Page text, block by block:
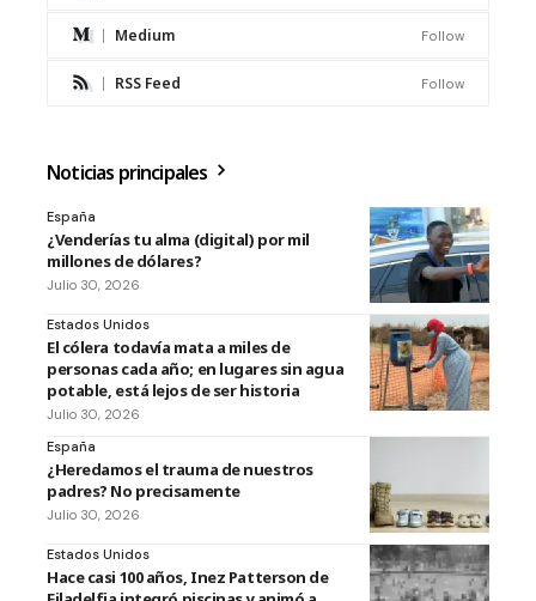
Medium Follow
RSS Feed Follow
Noticias principales
España
¿Venderías tu alma (digital) por mil
millones de dólares?
Julio 30, 2026
Estados Unidos
El cólera todavía mata a miles de
personas cada año; en lugares sin agua
potable, está lejos de ser historia
Julio 30, 2026
España
¿Heredamos el trauma de nuestros
padres? No precisamente
Julio 30, 2026
Estados Unidos
Hace casi 100 años, Inez Patterson de